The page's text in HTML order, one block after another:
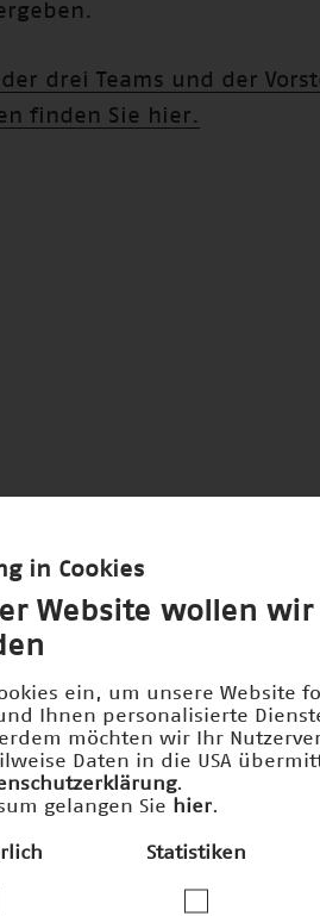
drei Teams und der
finden Sie hier.
in Cookies
Website wollen wir
ein, um unsere Website
Ihnen personalisierte
möchten wir Ihr
Daten in die USA
.
gelangen Sie
hier.
Statistiken